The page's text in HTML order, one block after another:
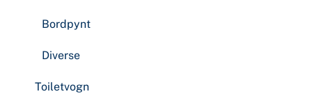
Bordpynt
Diverse
Toiletvogn